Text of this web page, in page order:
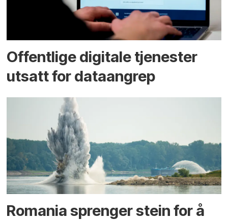
Offentlige digitale tjenester
utsatt for dataangrep
Romania sprenger stein for å